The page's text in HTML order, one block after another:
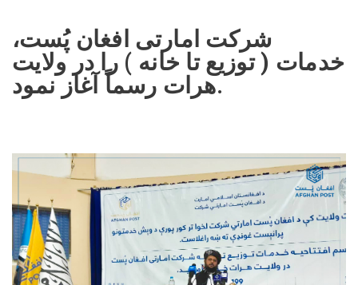
شرکت امارتی افغان پُست،
خدمات ( توزیع تا خانه ) را در ولایت
هرات رسماً آغاز نمود.